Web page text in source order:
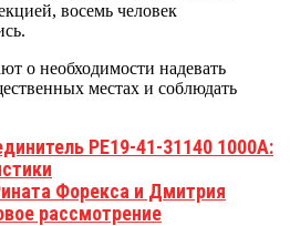
восемь человек
о необходимости надевать
местах и соблюдать
РЕ19-41-31140 1000А:
Форекса и Дмитрия
рассмотрение